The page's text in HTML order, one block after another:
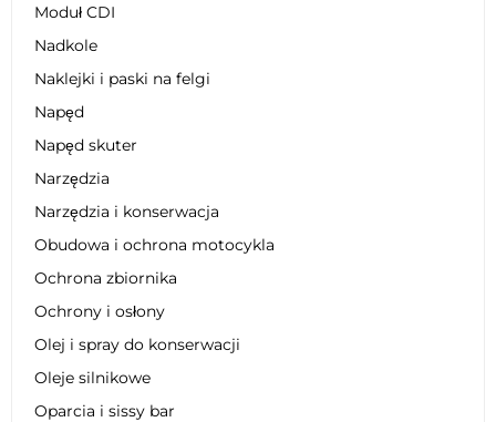
Moduł CDI
Nadkole
Naklejki i paski na felgi
Napęd
Napęd skuter
Narzędzia
Narzędzia i konserwacja
Obudowa i ochrona motocykla
Ochrona zbiornika
Ochrony i osłony
Olej i spray do konserwacji
Oleje silnikowe
Oparcia i sissy bar